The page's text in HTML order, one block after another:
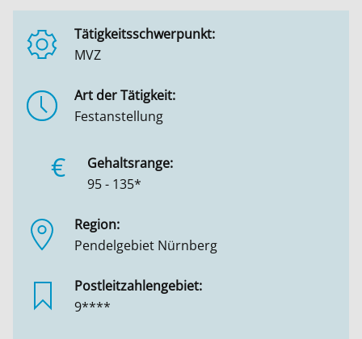
Tätigkeitsschwerpunkt:
MVZ
Art der Tätigkeit:
Festanstellung
€
Gehaltsrange:
95 - 135*
Region:
Pendelgebiet Nürnberg
Postleitzahlengebiet:
9****